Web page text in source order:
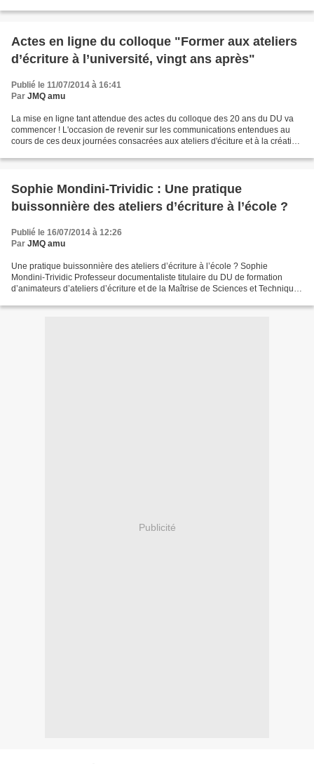
Actes en ligne du colloque "Former aux ateliers
d’écriture à l’université, vingt ans après"
Publié le 11/07/2014 à 16:41
Par JMQ amu
La mise en ligne tant attendue des actes du colloque des 20 ans du DU va
commencer ! L'occasion de revenir sur les communications entendues au
cours de ces deux journées consacrées aux ateliers d'éciture et à la création
Sophie Mondini-Trividic : Une pratique
buissonnière des ateliers d’écriture à l’école ?
Publié le 16/07/2014 à 12:26
Par JMQ amu
Une pratique buissonnière des ateliers d’écriture à l’école ? Sophie
Mondini-Trividic Professeur documentaliste titulaire du DU de formation
d’animateurs d’ateliers d’écriture et de la Maîtrise de Sciences et Techniques
Publicité